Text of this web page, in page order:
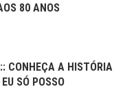
80 ANOS
CONHEÇA A HISTÓRIA
SÓ POSSO